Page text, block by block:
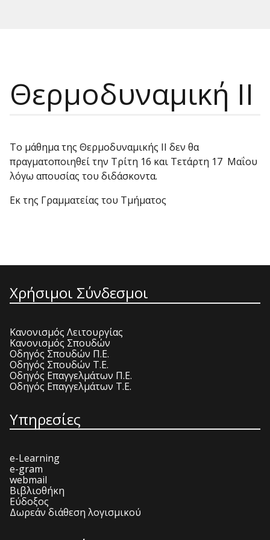
Θερμοδυναμική ΙΙ
Το μάθημα της Θερμοδυναμικής ΙΙ δεν θα
πραγματοποιηθεί την Τρίτη 16 και Τετάρτη 17 Μαΐου
λόγω απουσίας του διδάσκοντα.
Εκ της Γραμματείας του Τμήματος
Χρήσιμοι Σύνδεσμοι
Κανονισμός Λειτουργίας
Κανονισμός Σπουδών
Οδηγός Σπουδών Π.Ε.
Οδηγός Σπουδών Τ.Ε.
Οδηγός Επαγγελμάτων Π.Ε.
Οδηγός Επαγγελμάτων Τ.Ε.
Υπηρεσίες
e-Learning
e-gram
webmail
Βιβλιοθήκη
Εύδοξος
Δωρεάν διάθεση λογισμικού